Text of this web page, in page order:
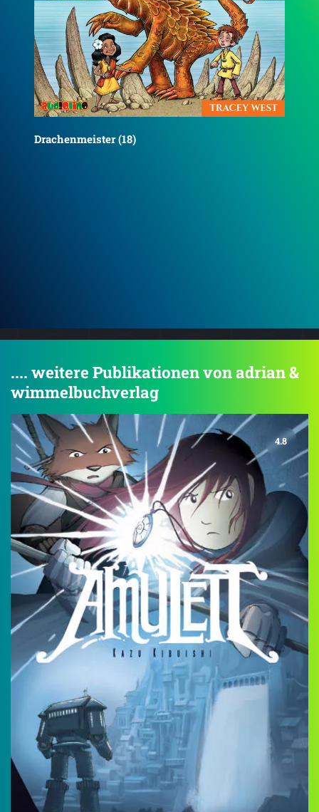
Drachenmeister (19)
.... weitere Publikationen von adrian &
wimmelbuchverlag
4.8